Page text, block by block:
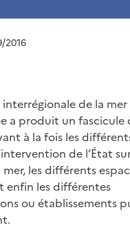
2016
de la mer
a produit un fascicule
à la fois les
de l’État
les différents
enfin les différentes
ou établissements